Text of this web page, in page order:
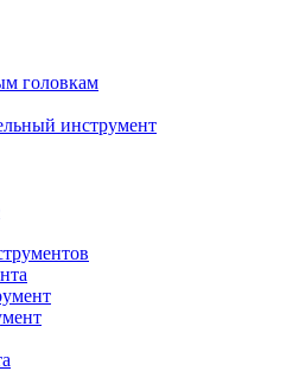
головкам
инструмент